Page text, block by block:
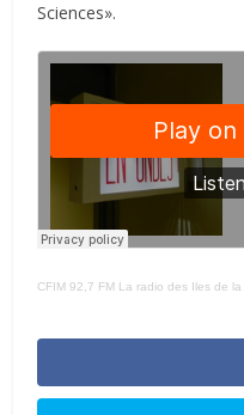
Sciences».
CFIM 92,7 FM La radio des Iles de